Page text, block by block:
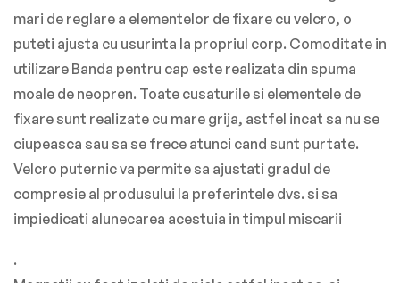
mari de reglare a elementelor de fixare cu velcro, o
puteti ajusta cu usurinta la propriul corp. Comoditate in
utilizare Banda pentru cap este realizata din spuma
moale de neopren. Toate cusaturile si elementele de
fixare sunt realizate cu mare grija, astfel incat sa nu se
ciupeasca sau sa se frece atunci cand sunt purtate.
Velcro puternic va permite sa ajustati gradul de
compresie al produsului la preferintele dvs. si sa
impiedicati alunecarea acestuia in timpul miscarii
.